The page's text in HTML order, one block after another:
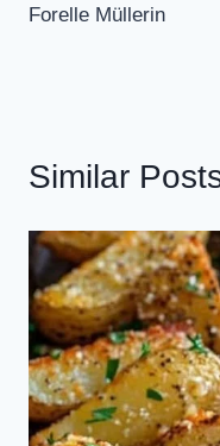
navigation
Forelle Müllerin
Similar